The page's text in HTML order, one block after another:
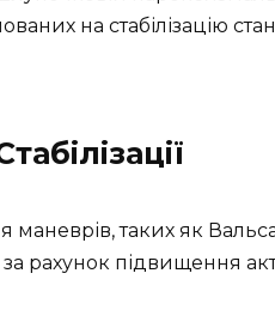
на стабілізацію
маневрів, таких як
рахунок підвищення